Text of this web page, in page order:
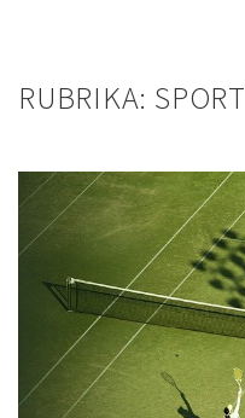
RUBRIKA: SPORT